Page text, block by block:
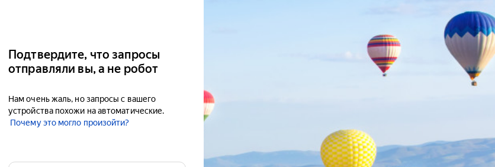
Подтвердите, что запросы
отправляли вы, а не робот
Нам очень жаль, но запросы с вашего
устройства похожи на автоматические.
Почему это могло произойти?